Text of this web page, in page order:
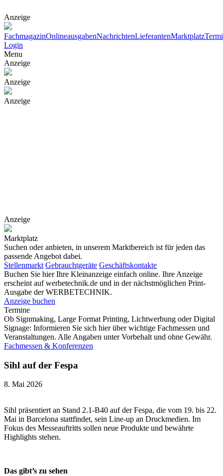
Anzeige
FachmagazinOnlineausgabenNachrichtenLieferantenMarktplatz
Login
Menu
Anzeige
Anzeige
Anzeige
Anzeige
Marktplatz
Suchen oder anbieten, in unserem Marktbereich ist für jeden das
passende Angebot dabei.
Stellenmarkt Gebrauchtgeräte Geschäftskontakte
Buchen Sie hier Ihre Kleinanzeige einfach online. Ihre Anzeige
erscheint auf werbetechnik.de und in der nächstmöglichen Print-
Ausgabe der WERBETECHNIK.
Anzeige buchen
Termine
Ob Signmaking, Large Format Printing, Lichtwerbung oder Digital
Signage: Informieren Sie sich hier über wichtige Fachmessen und
Veranstaltungen. Alle Angaben unter Vorbehalt und ohne Gewähr.
Fachmessen & Konferenzen
Sihl auf der Fespa
8. Mai 2026
Sihl präsentiert an Stand 2.1-B40 auf der Fespa, die vom 19. bis 22.
Mai in Barcelona stattfindet, sein Line-up an Druckmedien. Im
Fokus des Messeauftritts sollen neue Produkte und bewährte
Highlights stehen.
Das gibt’s zu sehen